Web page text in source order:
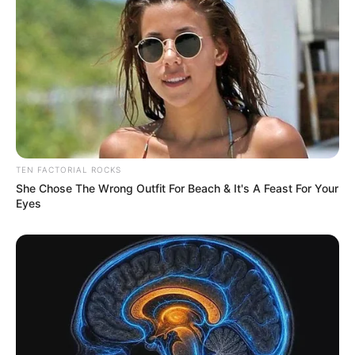
Leur relation est toujours au beau fixe dans les
jours qui suivent. Ils ont prévu un brunch avec
des amis. “La prochaine étape, c’est quand ma
fille va rencontrer Laurent. C’est une ado
maintenant, elle a 11 ans, donc elle est quand
même grande. C’est important pour moi, pour
voir sa réaction. (…) Si cette étape n’est pas
validée, on ne pourra pas avoir de vie
ensemble ”, déclare l’employée de banque de 39
ans.
Mariés au premier
regard : “On dirait
qu’elle cherche à me
faire douter”
TEN FACTORIAL ROCKS
She Chose The Wrong Outfit For Beach & It's A Feast For Your
Eyes